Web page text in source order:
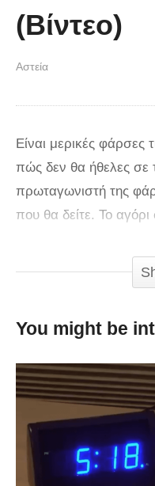
(Βίντεο)
Αστεία
Είναι μερικές φάρσες
πώς δεν θα ήθελες σε
πρωταγωνιστή της
που θα δείτε. Το
ζηλιάρα. Έτσι
συνήθιζαν με
την διάρκεια της
You might be